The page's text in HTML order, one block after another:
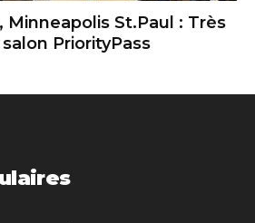
Minneapolis St.Paul : Très
PriorityPass